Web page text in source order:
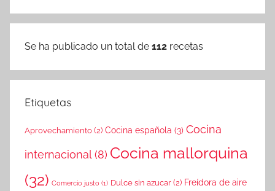
Se ha publicado un total de 112 recetas
Etiquetas
Aprovechamiento (2) Cocina española (3) Cocina
internacional(8) Cocina mallorquina
(32) Comercio justo (1) Dulce sin azucar (2) Freídora de aire